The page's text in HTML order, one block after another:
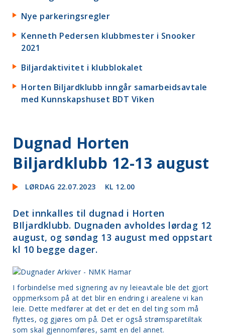
Nye parkeringsregler
Kenneth Pedersen klubbmester i Snooker
2021
Biljardaktivitet i klubblokalet
Horten Biljardklubb inngår samarbeidsavtale
med Kunnskapshuset BDT Viken
Dugnad Horten
Biljardklubb 12-13 august
LØRDAG 22.07.2023 KL 12.00
Det innkalles til dugnad i Horten
BIljardklubb. Dugnaden avholdes lørdag 12
august, og søndag 13 august med oppstart
kl 10 begge dager.
I forbindelse med signering av ny leieavtale ble det gjort
oppmerksom på at det blir en endring i arealene vi kan
leie. Dette medfører at det er det en del ting som må
flyttes, og gjøres om på. Det er også strømsparetiltak
som skal gjennomføres, samt en del annet.